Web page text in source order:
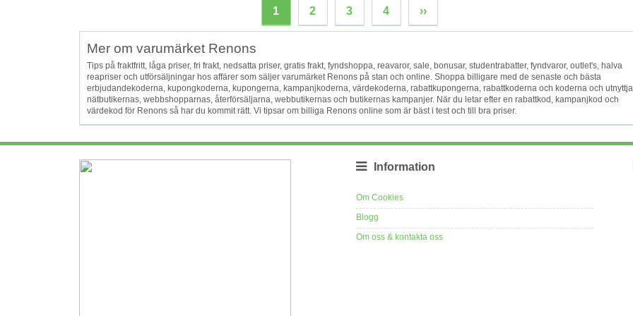
1 2 3 4 ››
Mer om varumärket Renons
Tips på fraktfritt, låga priser, fri frakt, nedsatta priser, gratis frakt, fyndshoppa, reavaror, sale, bonusar, studentrabatter, fyndvaror, outlet's, halva
reapriser och utförsäljningar hos affärer som säljer varumärket Renons på stan och online. Shoppa billigare med de senaste och bästa
erbjudandekoderna, kupongkoderna, kupongerna, kampanjkoderna, värdekoderna, rabattkupongerna, rabattkoderna och koderna och utnyttja
nätbutikernas, webbshopparnas, återförsäljarna, webbutikernas och butikernas kampanjer. När du letar efter en rabattkod, kampanjkod och
värdekod för Renons så har du kommit rätt. Vi tipsar om billiga Renons online som är bäst i test och till bra priser.
Information
Om Cookies
Blogg
Om oss & kontakta oss